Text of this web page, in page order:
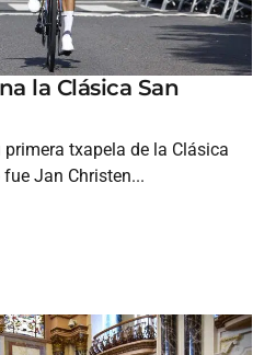
la Clásica San
txapela de la Clásica
Jan Christen...